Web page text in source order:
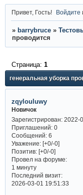
Привет, Гость! Войдите
» barrybruce »
проводится
генеральная уборка
Страница: 1
zqylouluwy
Новичок
Зарегистрирован: 2022-
Приглашений:0
Сообщений:6
Уважение: [+0/-0]
Позитив: [+0/-0]
Провел на форуме:
1 минуту
Последний визит:
2026-03-01 19:51:33